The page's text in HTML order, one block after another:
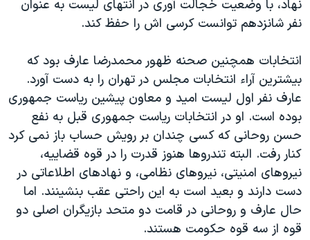
نهاد، با وضعیت خجالت آوری در انتهای لیست به عنوان
نفر شانزدهم توانست کرسی اش را حفظ کند.
انتخابات همچنین صحنه ظهور محمدرضا عارف بود که
بیشترین آراء انتخابات مجلس در تهران را به دست آورد.
عارف نفر اول لیست امید و معاون پیشین ریاست جمهوری
بوده است. او در انتخابات ریاست جمهوری قبل به نفع
حسن روحانی که کسی چندان بر رویش حساب باز نمی کرد
کنار رفت. البته تندروها هنوز قدرت را در قوه قضاییه،
نیروهای امنیتی، نیروهای نظامی، و نهادهای اطلاعاتی در
دست دارند و بعید است به این راحتی عقب بنشینند. اما
حال عارف و روحانی در قامت دو متحد بازیگران اصلی دو
قوه از سه قوه حکومت هستند.